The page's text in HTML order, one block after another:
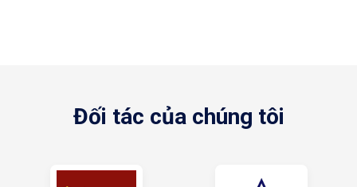
Nhu cầu ngày càng đa dạng nên Nội thất Pula cũng cập
Gương phòng tắm
Đối tác của chúng tôi